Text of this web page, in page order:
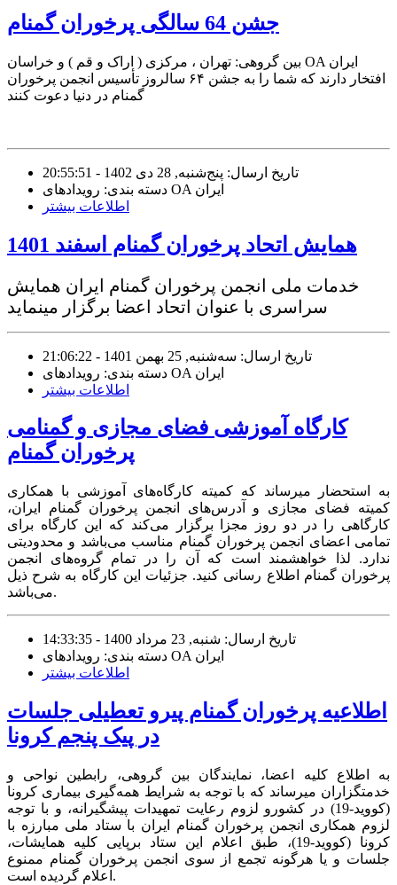
جشن 64 سالگی پرخوران گمنام
بین گروهی: تهران ، مرکزی ( اراک و قم ) و خراسان OA ایران
افتخار دارند که شما را به جشن ۶۴ سالروز تأسیس انجمن پرخوران
تاریخ ارسال: پنج‌شنبه, 28 دی 1402 - 20:55:51
دسته بندی: رویدادهای OA ایران
اطلاعات بیشتر
همایش اتحاد پرخوران گمنام اسفند 1401
خدمات ملی انجمن پرخوران گمنام ایران همایش
تاریخ ارسال: سه‌شنبه, 25 بهمن 1401 - 21:06:22
دسته بندی: رویدادهای OA ایران
اطلاعات بیشتر
کارگاه آموزشی فضای مجازی و گمنامی
پرخوران گمنام
به استحضار میرساند که کمیته کارگاه‌های آموزشی با همکاری
کمیته فضای مجازی و آدرس‌های انجمن پرخوران گمنام ایران،
کارگاهی را در دو روز مجزا برگزار می‌کند که این کارگاه برای
تمامی اعضای انجمن پرخوران گمنام مناسب می‌باشد و محدودیتی
ندارد. لذا خواهشمند است که آن را در تمام گروه‌های انجمن
پرخوران گمنام اطلاع رسانی کنید. جزئیات این کارگاه به شرح ذیل
می‌باشد.
تاریخ ارسال: شنبه, 23 مرداد 1400 - 14:33:35
دسته بندی: رویدادهای OA ایران
اطلاعات بیشتر
اطلاعیه پرخوران گمنام پیرو تعطیلی جلسات
در پیک پنجم کرونا
به اطلاع کلیه اعضا، نمایندگان بین گروهی، رابطین نواحی و
خدمتگزاران میرساند که با توجه به شرایط همه‌گیری بیماری کرونا
(کووید-19) در کشورو لزوم رعایت تمهیدات پیشگیرانه، و با توجه
لزوم همکاری انجمن پرخوران گمنام ایران با ستاد ملی مبارزه با
کرونا (کووید-19)، طبق اعلام این ستاد برپایی کلیه همایشات،
جلسات و یا هرگونه تجمع از سوی انجمن پرخوران گمنام ممنوع
اعلام گردیده است.